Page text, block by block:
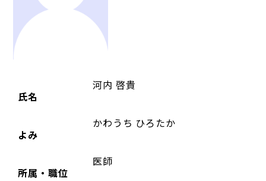
氏名
河内 啓貴
よみ
かわうち ひろたか
所属・職位
医師